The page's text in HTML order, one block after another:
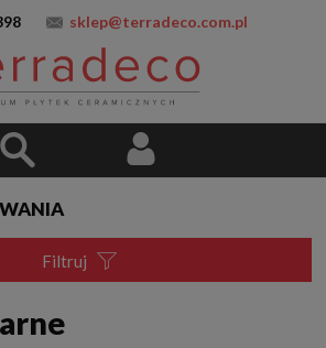
sklep@terradeco.com.pl
Filtruj